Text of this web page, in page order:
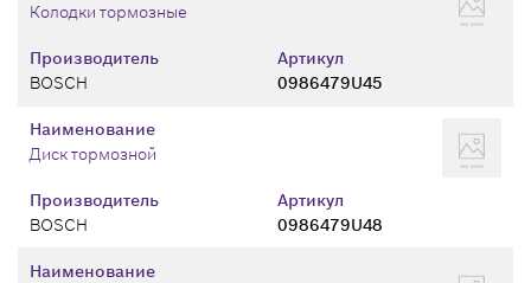
Производитель
BOSCH
Артикул
0986479U45
Колодки тормозные
Производитель
BOSCH
Артикул
0986479U48
Наименование
Диск тормозной
Наименование